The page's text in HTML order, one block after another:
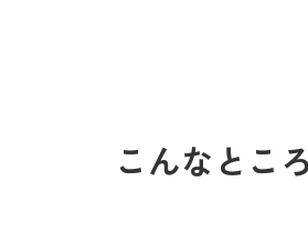
こんなとこ